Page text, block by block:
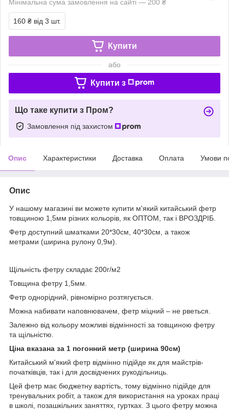
Мінімальна сума замовлення на сайті — 200 ₴
160 ₴ від 3 шт.
Купити
або
Купити з
Що таке купити з Пром?
Замовлення під захистом
Опис Характеристики Доставка Оплата Умови
Опис
У нашому магазині ви можете купити м'який китайський фетр
товщиною 1,5мм різних кольорів, як ОПТОМ, так і ВРОЗДРІБ.
Фетр доступний шматками 20*30см, 40*30см, а також
метрами (ширина рулону 0,9м).
Щільність фетру складає 200г/м2
Товщина фетру 1,5мм.
Фетр однорідний, рівномірно розтягується.
Можна набивати наповнювачем, фетр міцний – не рветься.
Залежно від кольору можливі відмінності за товщиною фетру
та щільністю.
Ціна вказана за 1 погонний метр (ширина 90см)
Китайський м'який фетр відмінно підійде як для майстрів-
початківців, так і для досвідчених рукодільниць.
Цей фетр має бюджетну вартість, тому відмінно підійде для
тренувальних робіт, а також для використання на уроках праці
в школі, позашкільних заняттях, гуртках. З цього фетру можна